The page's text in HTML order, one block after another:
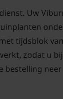
Uw
tijdsblok
zodat u
bestelling